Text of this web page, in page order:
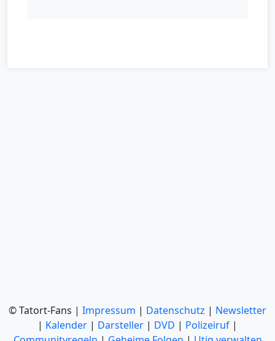
© Tatort-Fans | Impressum | Datenschutz | Newsletter
| Kalender | Darsteller | DVD | Polizeiruf |